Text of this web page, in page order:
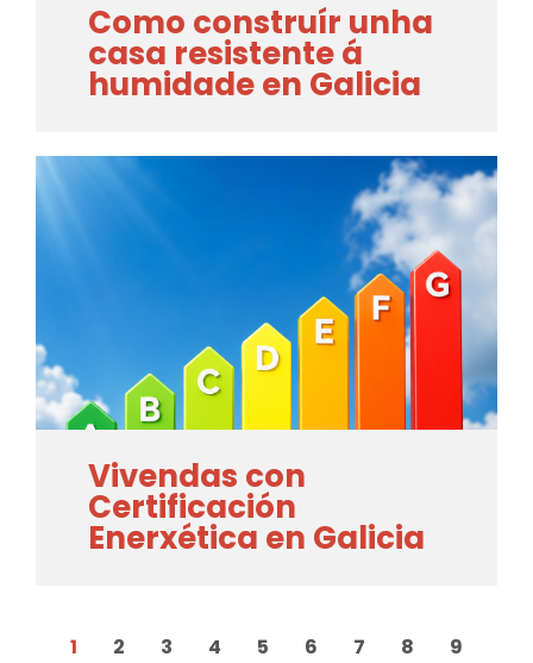
Como construír unha
casa resistente á
humidade en Galicia
Vivendas con
Certificación
Enerxética en Galicia
1 2 3 4 5 6 7 8 9